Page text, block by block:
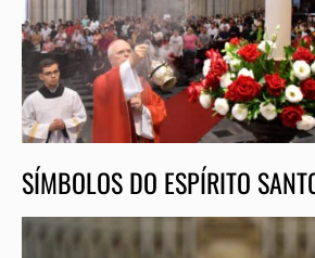
SÍMBOLOS DO ESPÍRITO